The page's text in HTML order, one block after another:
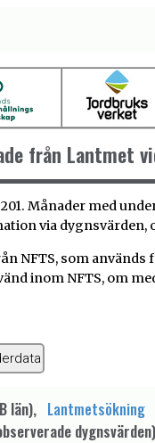
från Lantmet
Månader med
via dygnsvärden,
NFTS, som används
inom NFTS, om
län), Lantmetsökning
dygnsvärden)